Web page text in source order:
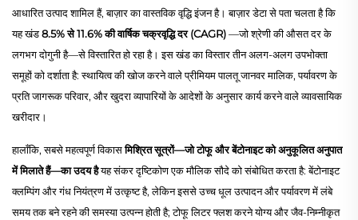
आधारित उत्पाद शामिल हैं, बाज़ार का वास्तविक वृद्धि इंजन है। बाज़ार डेटा से पता चलता है कि
यह खंड8.5% से 11.6% की वार्षिक चक्रवृद्धि दर (CAGR)—जो श्रेणी की औसत दर के
लगभग दोगुनी है—से विस्तारित हो रहा है। इस खंड का विस्तार तीन अलग-अलग उपभोक्ता
समूहों को दर्शाता है: स्थायित्व की खोज करने वाले प्रीमियम पालतू जानवर मालिक, पर्यावरण के
प्रति जागरूक परिवार, और खुदरा व्यापारियों के आदेशों के अनुसार कार्य करने वाले व्यावसायिक
खरीदार।
हालाँकि, सबसे महत्वपूर्ण विकासमिश्रित सूत्रों—जो टोफू और बेंटोनाइट को अनुकूलित अनुपात
में मिलाते हैं—का उदय हैयह संकर दृष्टिकोण एक मौलिक सौदे को संबोधित करता है: बेंटोनाइट
क्लम्पिंग और गंध नियंत्रण में उत्कृष्ट है, लेकिन इससे उच्च धूल उत्पादन और पर्यावरण में लंबे
समय तक बने रहने की समस्या उत्पन्न होती है; टोफू लिटर फ्लश करने योग्य और जैव-निम्नीकृत